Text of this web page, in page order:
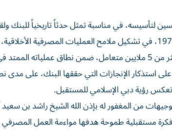
لتأسيسه، في مناسبة تمثل حدثاً تاريخياً للبنك
وقد ساهم البنك منذ تأسيسه في عام 1975، في تشكيل ملامح
ثلاث قارات.
على استذكار الإنجازات التي حققها البنك، على
رؤية دبي الإسلامي للمستقبل.
من المغفور له بإذن الله الشيخ راشد بن سعيد
فكرة مستقبلية طموحة هدفها مواءمة العمل